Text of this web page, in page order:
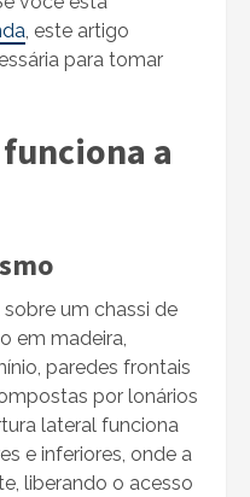
, este artigo
para tomar
funciona a
um chassi de
em madeira,
paredes frontais
por lonários
lateral funciona
e inferiores, onde a
liberando o acesso